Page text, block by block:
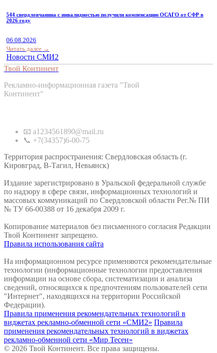
544 свердловчанина с инвалидностью получили компенсацию ОСАГО от СФР в
2026 году
06.08.2026
Читать далее →
Новости СМИ2
Твой Континент
Рекламно-информационная газета "Твой
Континент"
📧 a1234561890@mail.ru
📞 +7(34357)6-00-75
Территория распространения: Свердловская область (г.
Кировград, В-Тагил, Невьянск)
Издание зарегистрировано в Уральской федеральной службе
по надзору в сфере связи, информационных технологий и
массовых коммуникаций по Свердловской области Рег.№ ПИ
№ ТУ 66-00388 от 16 декабря 2009 г.
Копирование материалов без письменного согласия Редакции
Твой Континент запрещено.
Правила использования сайта
На информационном ресурсе применяются рекомендательные
технологии (информационные технологии предоставления
информации на основе сбора, систематизации и анализа
сведений, относящихся к предпочтениям пользователей сети
"Интернет", находящихся на территории Российской
Федерации).
Правила применения рекомендательных технологий в
виджетах рекламно-обменной сети «СМИ2» Правила
применения рекомендательных технологий в виджетах
рекламно-обменной сети «Мир Тесен»
© 2026 Твой Континент. Все права защищены.